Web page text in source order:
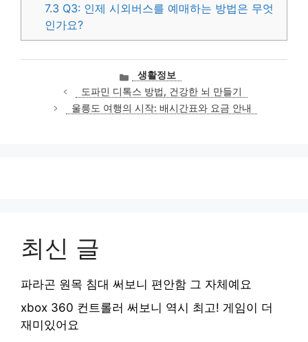
7.3 Q3: 인제 시외버스를 예매하는 방법은 무엇
인가요?
카
테
고
리
생활정보
도파민 디톡스 방법, 건강한 뇌 만들기
울릉도 여행의 시작: 배시간표와 요금 안내
최신 글
파라곤 원목 침대 써보니 편안함 그 자체예요
xbox 360 컨트롤러 써보니 역시 최고! 게임이 더
재미있어요